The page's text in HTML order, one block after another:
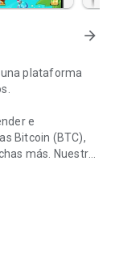
arrow_forward
plataforma
e
Bitcoin (BTC),
más. Nuestra
lugar.
sus activos de
desde